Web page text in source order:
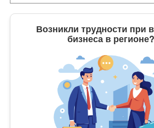
Возникли трудности при
бизнеса в регионе?